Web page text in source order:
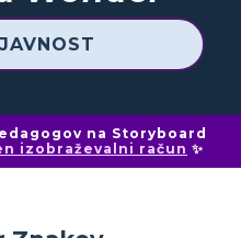
na Storyboard
izobraževalni račun ✨